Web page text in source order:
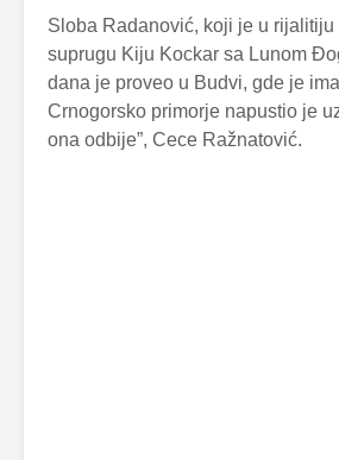
Sloba Radanović, koji je u rijalitiju
suprugu Kiju Kockar sa Lunom
dana je proveo u Budvi, gde je
Crnogorsko primorje napustio je
ona odbije”, Cece Ražnatović.